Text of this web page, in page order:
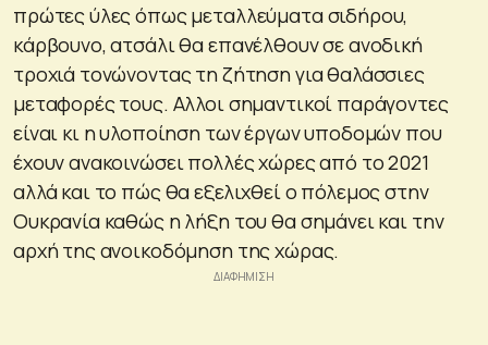
πρώτες ύλες όπως μεταλλεύματα σιδήρου,
κάρβουνο, ατσάλι θα επανέλθουν σε ανοδική
τροχιά τονώνοντας τη ζήτηση για θαλάσσιες
μεταφορές τους. Αλλοι σημαντικοί παράγοντες
είναι κι η υλοποίηση των έργων υποδομών που
έχουν ανακοινώσει πολλές χώρες από το 2021
αλλά και το πώς θα εξελιχθεί ο πόλεμος στην
Ουκρανία καθώς η λήξη του θα σημάνει και την
αρχή της ανοικοδόμηση της χώρας.